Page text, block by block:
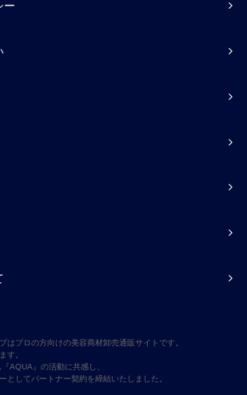
ー
はプロの方向けの美容商材卸売通販サイトです。
す。
AQUA』の活動に共感し、
としてパートナー契約を締結いたしました。